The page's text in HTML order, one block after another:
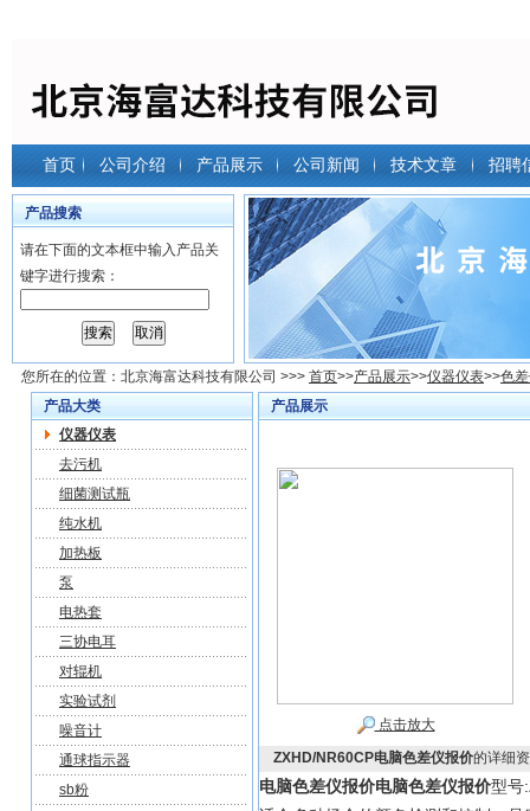
首页 公司介绍 产品展示 公司新闻 技术文章 招聘
产品搜索
请在下面的文本框中输入产品关
键字进行搜索：
您所在的位置： 北京海富达科技有限公司 >>> 首页>>产品展示>>仪器仪表>>色
产品大类
仪器仪表
去污机
细菌测试瓶
纯水机
加热板
泵
电热套
三协电耳
对辊机
实验试剂
噪音计
通球指示器
sb粉
产品展示
点击放大
ZXHD/NR60CP电脑色差仪报价的详细
电脑色差仪报价电脑色差仪报价型号